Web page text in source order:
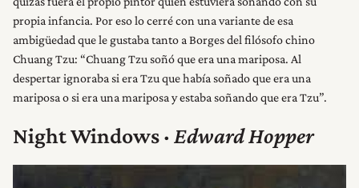
NOSOTROS
propia infancia. Por eso lo cerré con una variante de esa
ambigüedad que le gustaba tanto a Borges del filósofo chino
Chuang Tzu: “Chuang Tzu soñó que era una mariposa. Al
despertar ignoraba si era Tzu que había soñado que era una
mariposa o si era una mariposa y estaba soñando que era Tzu”.
Night Windows · Edward Hopper